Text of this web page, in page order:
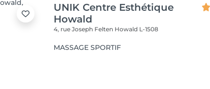
UNIK Centre Esthétique
Howald
4, rue Joseph Felten Howald L-1508
MASSAGE SPORTIF